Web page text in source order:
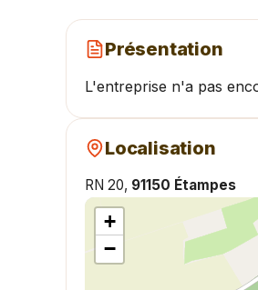
Présentation
L'entreprise n'a pas
Localisation
RN 20, 91150 Étampes
+
−